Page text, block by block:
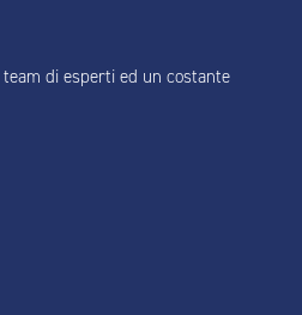
di esperti ed un costante